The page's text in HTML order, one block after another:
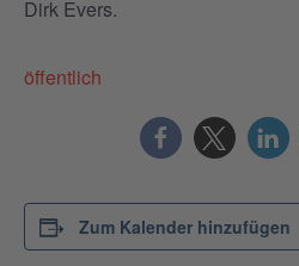
Dirk Evers.
öffentlich
Zum Kalender hinzufügen